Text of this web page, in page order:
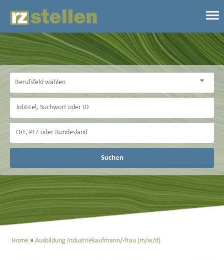
Suchen
Home Ausbildung Industriekaufmann/-frau (m/w/d)